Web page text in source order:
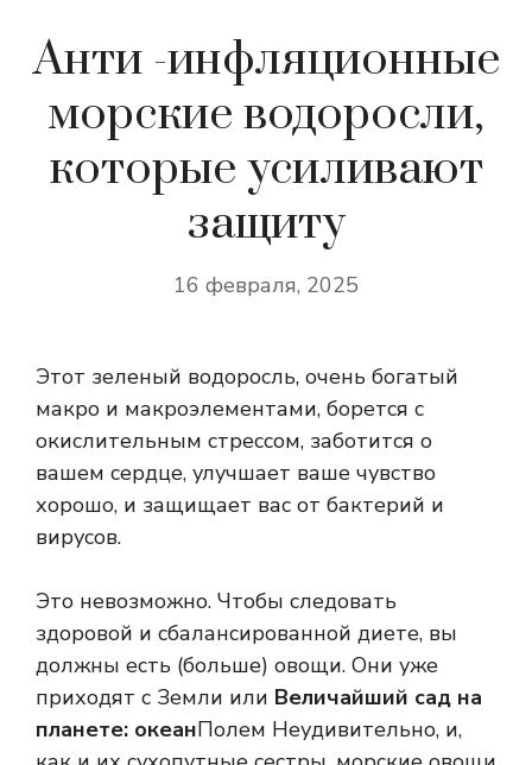
Анти -инфляционные
морские водоросли,
которые усиливают
защиту
16 февраля, 2025
Этот зеленый водоросль, очень богатый
макро и макроэлементами, борется с
окислительным стрессом, заботится о
вашем сердце, улучшает ваше чувство
хорошо, и защищает вас от бактерий и
вирусов.
Это невозможно. Чтобы следовать
здоровой и сбалансированной диете, вы
должны есть (больше) овощи. Они уже
приходят с Земли или Величайший сад на
планете: океанПолем Неудивительно, и,